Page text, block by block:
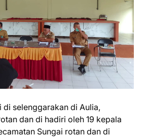
di selenggarakan di Aulia,
dan di hadiri oleh 19 kepala
Sungai rotan dan di